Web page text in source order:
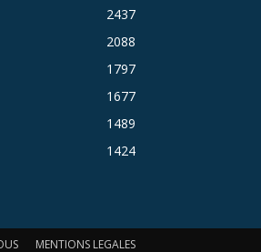
2437
2088
1797
1677
1489
1424
MENTIONS LEGALES